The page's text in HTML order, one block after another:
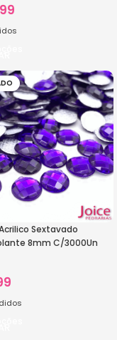
Sextavado
8mm C/3000Un